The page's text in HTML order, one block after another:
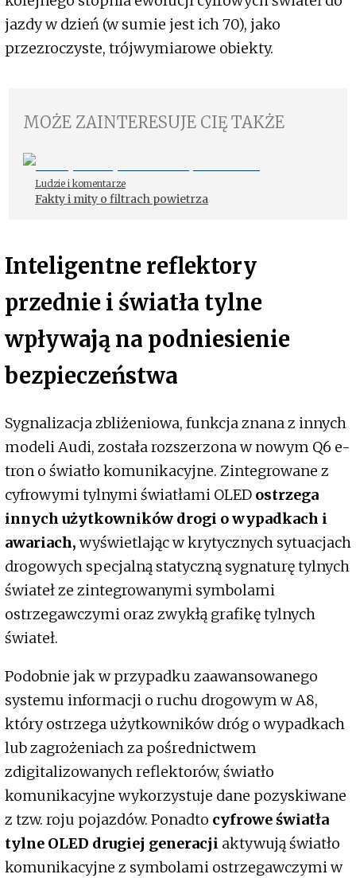
jazdy w dzień (w sumie jest ich 70), jako
przezroczyste, trójwymiarowe obiekty.
MOŻE ZAINTERESUJE CIĘ TAKŻE
Ludzie i komentarze
Fakty i mity o filtrach powietrza
Inteligentne reflektory
przednie i światła tylne
wpływają na podniesienie
bezpieczeństwa
Sygnalizacja zbliżeniowa, funkcja znana z innych
modeli Audi, została rozszerzona w nowym Q6 e-
tron o światło komunikacyjne. Zintegrowane z
cyfrowymi tylnymi światłami OLED ostrzega
innych użytkowników drogi o wypadkach i
awariach,wyświetlając w krytycznych sytuacjach
drogowych specjalną statyczną sygnaturę tylnych
świateł ze zintegrowanymi symbolami
ostrzegawczymi oraz zwykłą grafikę tylnych
świateł.
Podobnie jak w przypadku zaawansowanego
systemu informacji o ruchu drogowym w A8,
który ostrzega użytkowników dróg o wypadkach
lub zagrożeniach za pośrednictwem
zdigitalizowanych reflektorów, światło
komunikacyjne wykorzystuje dane pozyskiwane
z tzw. roju pojazdów. Ponadto cyfrowe światła
tylne OLED drugiej generacji aktywują światło
komunikacyjne z symbolami ostrzegawczymi w